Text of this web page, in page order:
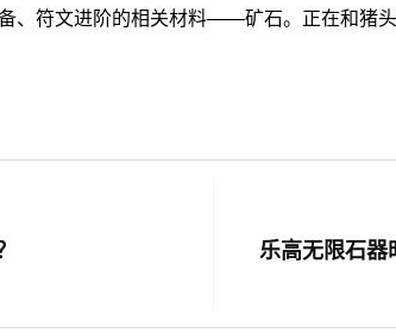
符文进阶的相关材料——矿石。正在和猪头